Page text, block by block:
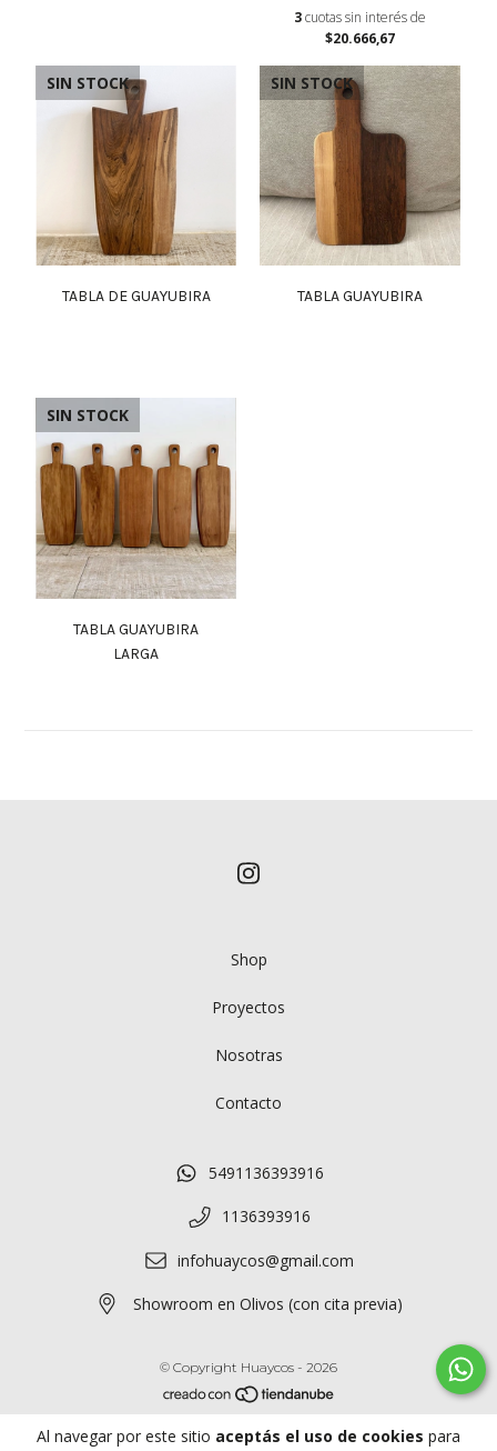
Al navegar por este sitio aceptás el uso de cookies para
3cuotas sin interés de
$20.666,67
SIN STOCK
TABLA DE GUAYUBIRA
SIN STOCK
TABLA GUAYUBIRA
SIN STOCK
TABLA GUAYUBIRA
LARGA
Shop
Proyectos
Nosotras
Contacto
5491136393916
1136393916
infohuaycos@gmail.com
Showroom en Olivos (con cita previa)
© Copyright Huaycos - 2026